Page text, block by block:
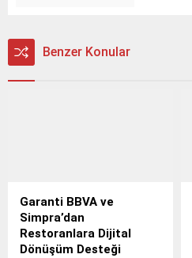
Benzer Konular
Garanti BBVA ve
Simpra’dan
Restoranlara Dijital
Dönüşüm Desteği